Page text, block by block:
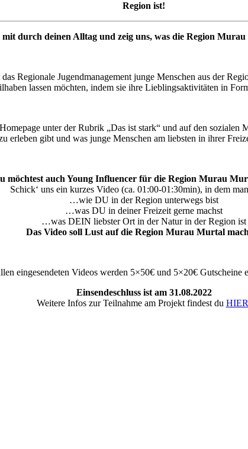
Region ist!
mit durch deinen Alltag und zeig uns, was die Region
Regionale Jugendmanagement junge Menschen aus der
lassen möchten, indem sie ihre Lieblingsaktivitäten in
unter der Rubrik „Das ist stark“ und auf den
erleben gibt und was junge Menschen am liebsten in ihrer
möchtest auch Young Influencer für die Region Murau
Schick‘ uns ein kurzes Video (ca. 01:00-01:30min), in dem
…wie DU in der Region unterwegs bist
…was DU in deiner Freizeit gerne machst
…was DEIN liebster Ort in der Natur in der Region ist
Das Video soll Lust auf die Region Murau Murtal
eingesendeten Videos werden 5×50€ und 5×20€ Gutscheine
Einsendeschluss ist am 31.08.2022
Weitere Infos zur Teilnahme am Projekt findest du